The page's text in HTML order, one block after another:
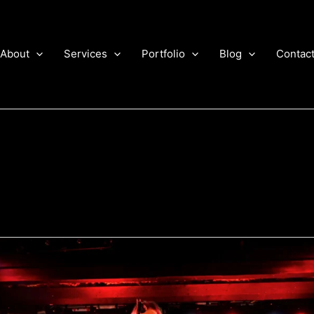
About
Services Portfolio Blog Contact